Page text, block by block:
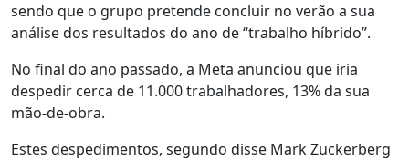
sendo que o grupo pretende concluir no verão a sua
análise dos resultados do ano de “trabalho híbrido”.
No final do ano passado, a Meta anunciou que iria
despedir cerca de 11.000 trabalhadores, 13% da sua
mão-de-obra.
Estes despedimentos, segundo disse Mark Zuckerberg